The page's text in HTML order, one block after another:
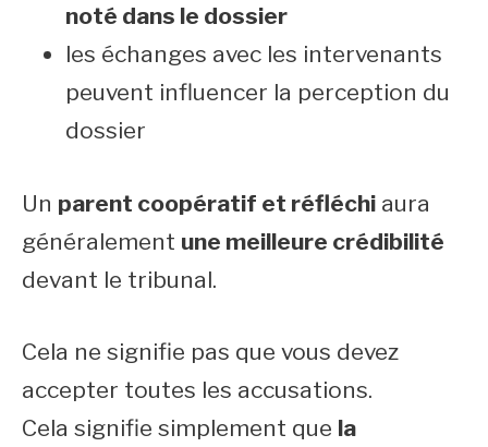
noté dans le dossier
les échanges avec les intervenants
peuvent influencer la perception du
dossier
Un parent coopératif et réfléchi aura
généralement une meilleure crédibilité
devant le tribunal.
Cela ne signifie pas que vous devez
accepter toutes les accusations.
Cela signifie simplement que la